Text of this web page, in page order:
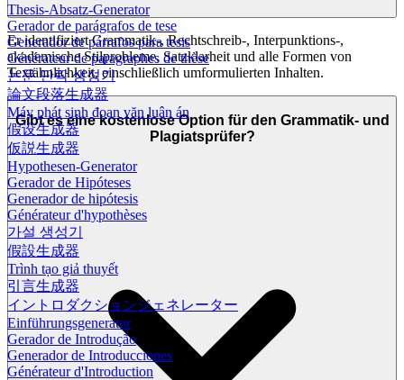
Thesis-Absatz-Generator
Gerador de parágrafos de tese
Generador de párrafos para tesis
Générateur de paragraphes de thèse
논문 단락 생성기
論文段落生成器
Máy phát sinh đoạn văn luận án
假设生成器
仮説生成器
Hypothesen-Generator
Gerador de Hipóteses
Generador de hipótesis
Générateur d'hypothèses
가설 생성기
假設生成器
Trình tạo giả thuyết
引言生成器
イントロダクションジェネレーター
Einführungsgenerator
Gerador de Introdução
Generador de Introducciones
Générateur d'Introduction
Er identifiziert Grammatik-, Rechtschreib-, Interpunktions-,
akademische Stilprobleme, Satzklarheit und alle Formen von
Textähnlichkeit, einschließlich umformulierten Inhalten.
Gibt es eine kostenlose Option für den Grammatik- und
Plagiatsprüfer?